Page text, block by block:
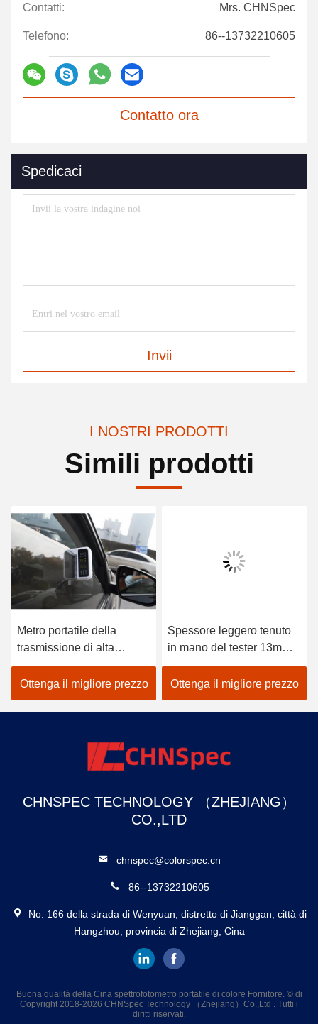
Contatti: Mrs. CHNSpec
Telefono: 86--13732210605
Contatto ora
Spedicaci
Invii
I NOSTRI PRODOTTI
Simili prodotti
Metro portatile della
trasmissione di alta
ripetibilità per materiale
trasparente diretto
Ottenga il migliore prezzo
Spessore leggero tenuto
in mano del tester 13mm
di trasmissione di Digital
Ottenga il migliore prezzo
CHNSPEC TECHNOLOGY （ZHEJIANG）
CO.,LTD
chnspec@colorspec.cn
86--13732210605
No. 166 della strada di Wenyuan, distretto di Jianggan, città di
Hangzhou, provincia di Zhejiang, Cina
Buona qualità della Cina spettrofotometro portatile di colore Fornitore. © di
Copyright 2018-2026 CHNSpec Technology （Zhejiang）Co.,Ltd . Tutti i
diritti riservati.